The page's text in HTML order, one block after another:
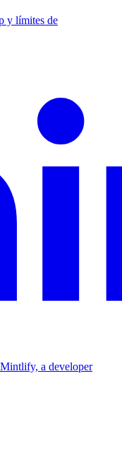
y límites de
a developer